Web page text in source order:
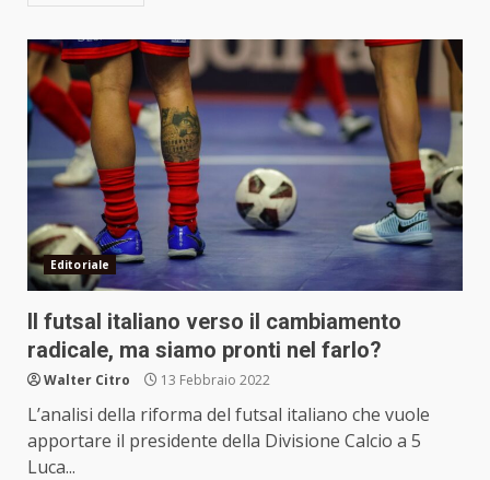
Editoriale
Il futsal italiano verso il cambiamento
radicale, ma siamo pronti nel farlo?
Walter Citro 13 Febbraio 2022
L’analisi della riforma del futsal italiano che vuole
apportare il presidente della Divisione Calcio a 5
Luca...